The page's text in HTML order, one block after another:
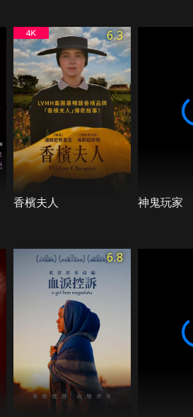
與戰地攝影師保羅康羅伊繼
6.3
香檳夫人 神鬼玩家
6.8